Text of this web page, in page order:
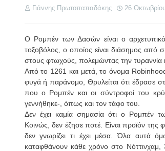
Γιάννης Πρωτοπαπαδάκης 26
O Ρομπέν των Δασών είναι ο
τοξοβόλος, ο οποίος είναι διάσημος από
στους φτωχούς, πολεμώντας την τυραννία
Από το 1261 και μετά, το όνομα Robinhood
φυγά ή παράνομο, Θρυλείται ότι έδρασε
που ο Ρομπέν και οι σύντροφοί του
γεννήθηκε-, όπως και τον τάφο του.
Δεν έχει καμία σημασία ότι ο Ρομπέν
Κοινώς, δεν έζησε ποτέ. Είναι προϊόν
δεν γνωρίζει τι έχει μέσα. Όλα αυτά
καταφθάνουν κάθε χρόνο στο